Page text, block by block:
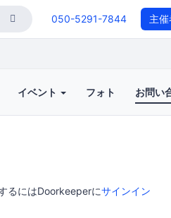
050-5291-7844 主
イベント フォト お問い
るにはDoorkeeperにサインイン